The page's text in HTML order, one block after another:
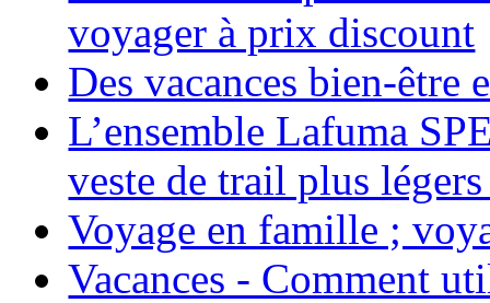
voyager à prix discount
Des vacances bien-être
L’ensemble Lafuma
veste de trail plus
Voyage en famille ;
Vacances - Comment